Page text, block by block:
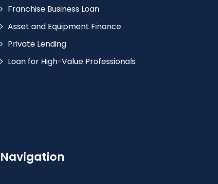
Franchise Business Loan
Asset and Equipment Finance
Private Lending
Loan for High-Value Professionals
Navigation